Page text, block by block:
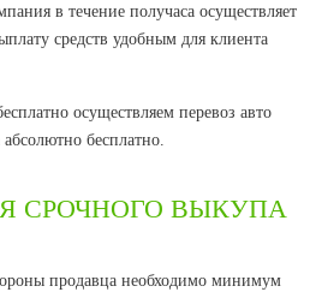
в течение получаса осуществляет
средств удобным для клиента
осуществляем перевоз авто
бесплатно.
СРОЧНОГО ВЫКУПА
продавца необходимо минимум